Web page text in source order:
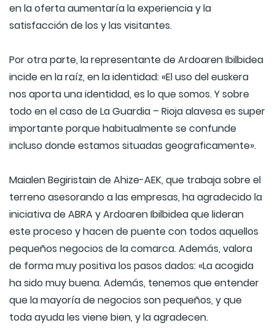
en la oferta aumentaría la experiencia y la
satisfacción de los y las visitantes.
Por otra parte, la representante de Ardoaren Ibilbidea
incide en la raíz, en la identidad: «El uso del euskera
nos aporta una identidad, es lo que somos. Y sobre
todo en el caso de La Guardia – Rioja alavesa es super
importante porque habitualmente se confunde
incluso donde estamos situadas geograficamente».
Maialen Begiristain de Ahize-AEK, que trabaja sobre el
terreno asesorando a las empresas, ha agradecido la
iniciativa de ABRA y Ardoaren Ibilbidea que lideran
este proceso y hacen de puente con todos aquellos
pequeños negocios de la comarca. Además, valora
de forma muy positiva los pasos dados: «La acogida
ha sido muy buena. Además, tenemos que entender
que la mayoría de negocios son pequeños, y que
toda ayuda les viene bien, y la agradecen.